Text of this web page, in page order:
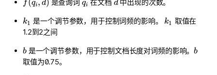
f(qi , d) 是查询词 qi 在文档 d中出现的次数。
k1 是一个调节参数，用于控制词频的影响。 k1 取值在
1.2到2之间
b是一个调节参数，用于控制文档长度对词频的影响。b
取值为0.75。